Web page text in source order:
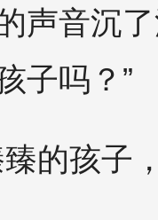
声音沉
子吗？”
臻的孩子